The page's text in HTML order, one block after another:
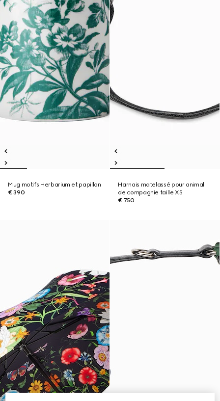
Mug motifs Herbarium et papillon
€ 390
Harnais matelassé pour animal
de compagnie taille XS
€ 750